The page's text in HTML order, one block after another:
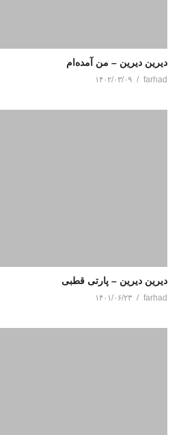
دیرین دیرین – من آمده‌ام
farhad ۱۴۰۲/۰۳/۰۹
دیرین دیرین – پارتی قطبی
farhad ۱۴۰۱/۰۶/۲۳